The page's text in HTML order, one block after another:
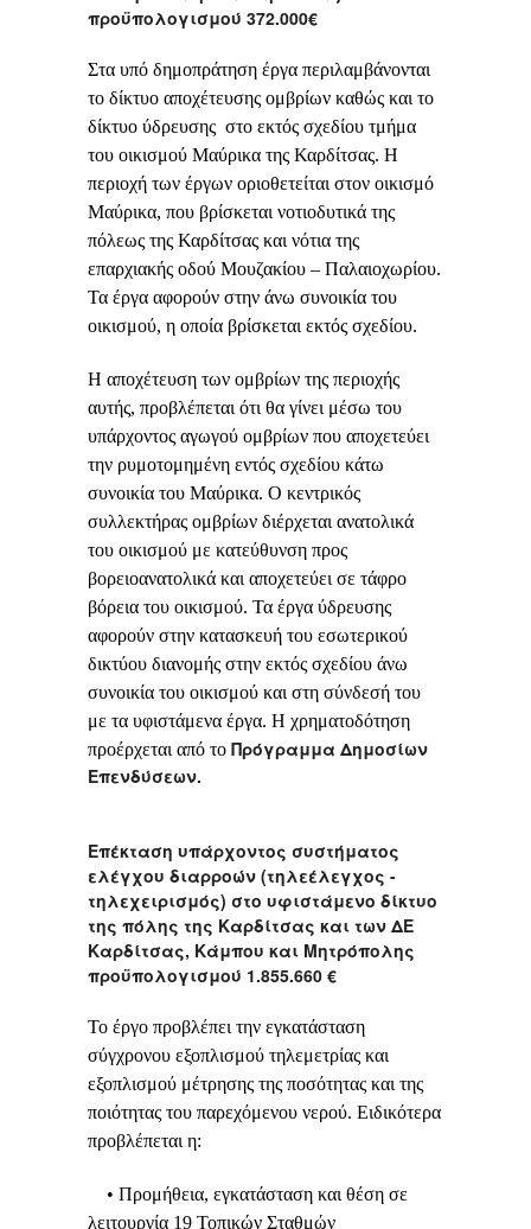
προϋπολογισμού 372.000€
Στα υπό δημοπράτηση έργα περιλαμβάνονται
το δίκτυο αποχέτευσης ομβρίων καθώς και το
δίκτυο ύδρευσης στο εκτός σχεδίου τμήμα
του οικισμού Μαύρικα της Καρδίτσας. Η
περιοχή των έργων οριοθετείται στον οικισμό
Μαύρικα, που βρίσκεται νοτιοδυτικά της
πόλεως της Καρδίτσας και νότια της
επαρχιακής οδού Μουζακίου – Παλαιοχωρίου.
Τα έργα αφορούν στην άνω συνοικία του
οικισμού, η οποία βρίσκεται εκτός σχεδίου.
Η αποχέτευση των ομβρίων της περιοχής
αυτής, προβλέπεται ότι θα γίνει μέσω του
υπάρχοντος αγωγού ομβρίων που αποχετεύει
την ρυμοτομημένη εντός σχεδίου κάτω
συνοικία του Μαύρικα. Ο κεντρικός
συλλεκτήρας ομβρίων διέρχεται ανατολικά
του οικισμού με κατεύθυνση προς
βορειοανατολικά και αποχετεύει σε τάφρο
βόρεια του οικισμού. Τα έργα ύδρευσης
αφορούν στην κατασκευή του εσωτερικού
δικτύου διανομής στην εκτός σχεδίου άνω
συνοικία του οικισμού και στη σύνδεσή του
με τα υφιστάμενα έργα. Η χρηματοδότηση
προέρχεται από το Πρόγραμμα Δημοσίων
Επενδύσεων.
Επέκταση υπάρχοντος συστήματος
ελέγχου διαρροών (τηλεέλεγχος -
τηλεχειρισμός) στο υφιστάμενο δίκτυο
της πόλης της Καρδίτσας και των ΔΕ
Καρδίτσας, Κάμπου και Μητρόπολης
προϋπολογισμού 1.855.660 €
Το έργο προβλέπει την εγκατάσταση
σύγχρονου εξοπλισμού τηλεμετρίας και
εξοπλισμού μέτρησης της ποσότητας και της
ποιότητας του παρεχόμενου νερού. Ειδικότερα
προβλέπεται η:
• Προμήθεια, εγκατάσταση και θέση σε
λειτουργία 19 Τοπικών Σταθμών